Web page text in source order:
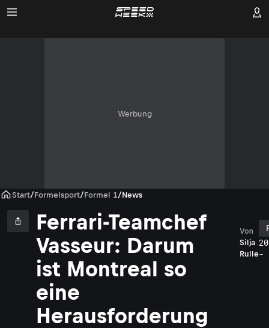
Werbung
Start/Formelsport/Formel 1/News
Ferrari-Teamchef
Vasseur: Darum
ist Montreal so
eine
Herausforderung
Silja
Rulle
Von
-